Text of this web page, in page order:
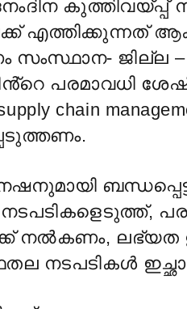
കുത്തിവയ്പ്പ്
എത്തിക്കുന്നത്
ജില്ല –
പരമാവധി
chain
നടപടികളെടുത്ത്,
നൽകണം, ലഭ്യത
നടപടികൾ